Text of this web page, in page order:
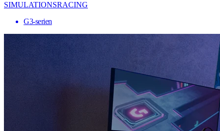
SIMULATIONSRACING
G3-serien